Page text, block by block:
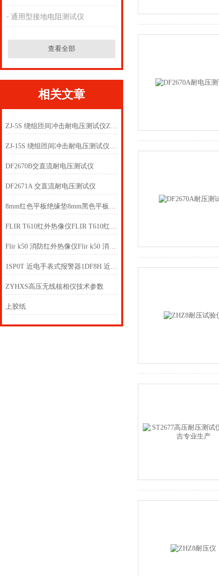
通用型接地电阻测试仪
查看全部
相关文章
ZJ-5S 绕组匝间冲击耐电压测试仪ZJ-5S耐压试验仪
ZJ-15S 绕组匝间冲击耐电压测试仪 匝间耐压仪
DF2670B交直流耐电压测试仪
DF2671A 交直流耐电压测试仪
8mm红色平板绝缘垫8mm黑色平板绝缘垫8mm绿色防滑绝缘垫
FLIR T610红外热像仪FLIR T610红外热像仪
Flir k50 消防红外热像仪Flir k50 消防红外热像仪
1SP0T 近电手表式报警器1DF8H 近电手表式报警器
ZYHXS高压无线核相仪技术参数
上胶纸